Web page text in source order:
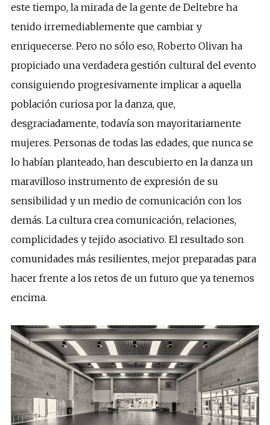
este tiempo, la mirada de la gente de Deltebre ha
tenido irremediablemente que cambiar y
enriquecerse. Pero no sólo eso, Roberto Olivan ha
propiciado una verdadera gestión cultural del evento
consiguiendo progresivamente implicar a aquella
población curiosa por la danza, que,
desgraciadamente, todavía son mayoritariamente
mujeres. Personas de todas las edades, que nunca se
lo habían planteado, han descubierto en la danza un
maravilloso instrumento de expresión de su
sensibilidad y un medio de comunicación con los
demás. La cultura crea comunicación, relaciones,
complicidades y tejido asociativo. El resultado son
comunidades más resilientes, mejor preparadas para
hacer frente a los retos de un futuro que ya tenemos
encima.